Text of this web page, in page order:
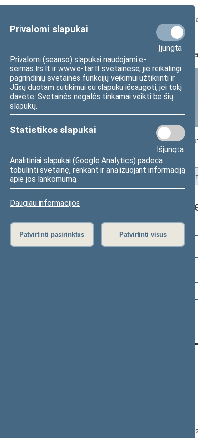
Privalomi slapukai
Įjungta
Privalomi (seanso) slapukai naudojami e-
seimas.lrs.lt ir www.e-tar.lt svetainėse, jie reikalingi
pagrindinių svetainės funkcijų veikimui užtikrinti ir
Jūsų duotam sutikimui su slapuku išsaugoti, jei tokį
davėte. Svetainės negalės tinkamai veikti be šių
slapukų.
Statistikos slapukai
Išjungta
Analitiniai slapukai (Google Analytics) padeda
tobulinti svetainę, renkant ir analizuojant informaciją
apie jos lankomumą.
Daugiau informacijos
Patvirtinti pasirinktus Patvirtinti visus
Numatomos
Sudėtis Veikla
Statistika
Seimo narių
Seimo narių balsavimų rezultatai
Pradžia Seimo narių
Seimo narių balsavimų
Pasirinkite kadenciją:
2024–2028 metų kadencija
Duomenys kaupiami ir saugomi Juridinių